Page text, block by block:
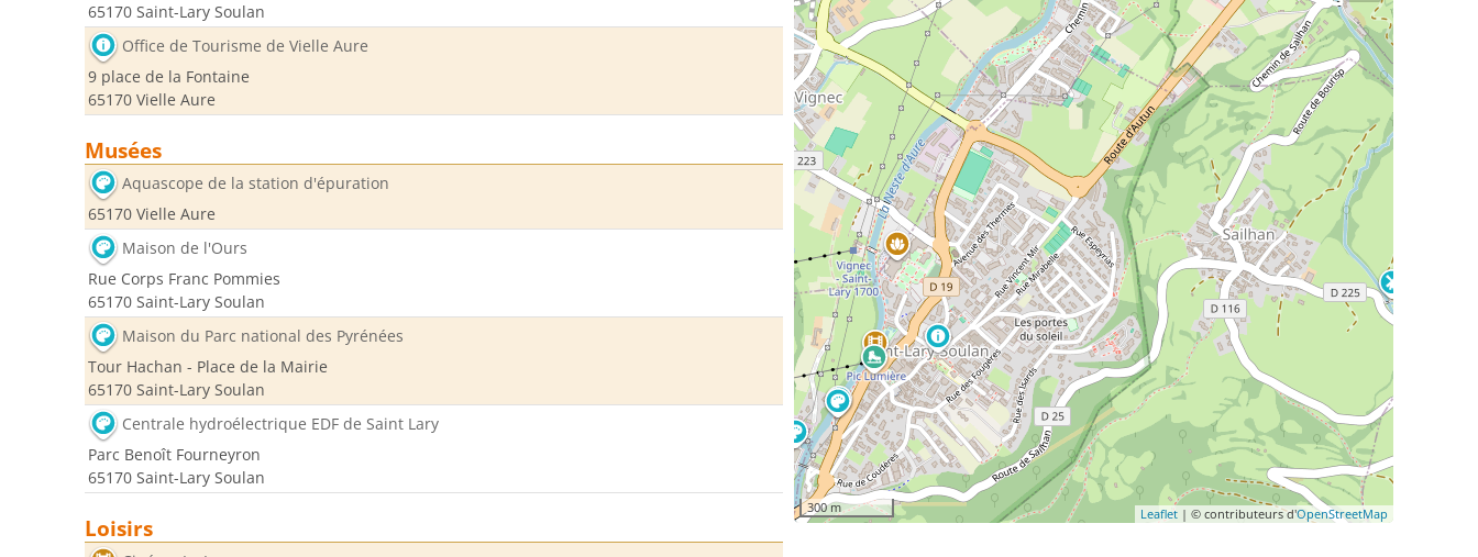
65170 Saint-Lary Soulan
Office de Tourisme de Vielle Aure
9 place de la Fontaine
65170 Vielle Aure
Musées
Aquascope de la station d'épuration
65170 Vielle Aure
Maison de l'Ours
Rue Corps Franc Pommies
65170 Saint-Lary Soulan
Maison du Parc national des Pyrénées
Tour Hachan - Place de la Mairie
65170 Saint-Lary Soulan
Centrale hydroélectrique EDF de Saint Lary
Parc Benoît Fourneyron
65170 Saint-Lary Soulan
Loisirs
300 m Leaflet | © contributeurs d'OpenStreetMap